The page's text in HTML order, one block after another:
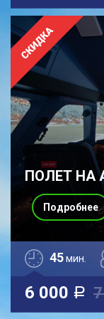
ПОЛЕТ НА
45мин.
6 000 a
Подробнее